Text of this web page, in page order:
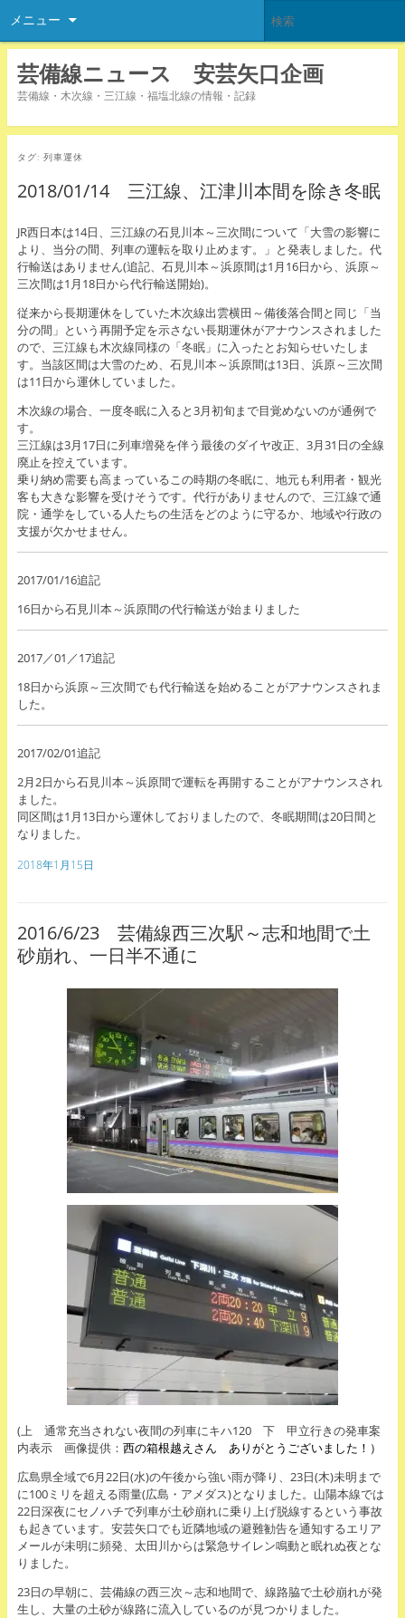
メニュー
芸備線ニュース 安芸矢口企画
芸備線・木次線・三江線・福塩北線の情報・記録
タグ: 列車運休
2018/01/14 三江線、江津川本間を除き冬眠
JR西日本は14日、三江線の石見川本～三次間について「大雪の影響に
より、当分の間、列車の運転を取り止めます。」と発表しました。代
行輸送はありません(追記、石見川本～浜原間は1月16日から、浜原～
三次間は1月18日から代行輸送開始)。
従来から長期運休をしていた木次線出雲横田～備後落合間と同じ「当
分の間」という再開予定を示さない長期運休がアナウンスされました
ので、三江線も木次線同様の「冬眠」に入ったとお知らせいたしま
す。当該区間は大雪のため、石見川本～浜原間は13日、浜原～三次間
は11日から運休していました。
木次線の場合、一度冬眠に入ると3月初旬まで目覚めないのが通例で
す。
三江線は3月17日に列車増発を伴う最後のダイヤ改正、3月31日の全線
廃止を控えています。
乗り納め需要も高まっているこの時期の冬眠に、地元も利用者・観光
客も大きな影響を受けそうです。代行がありませんので、三江線で通
院・通学をしている人たちの生活をどのように守るか、地域や行政の
支援が欠かせません。
2017/01/16追記
16日から石見川本～浜原間の代行輸送が始まりました
2017／01／17追記
18日から浜原～三次間でも代行輸送を始めることがアナウンスされま
した。
2017/02/01追記
2月2日から石見川本～浜原間で運転を再開することがアナウンスされ
ました。
同区間は1月13日から運休しておりましたので、冬眠期間は20日間と
なりました。
2018年1月15日
2016/6/23 芸備線西三次駅～志和地間で土
砂崩れ、一日半不通に
(上 通常充当されない夜間の列車にキハ120 下 甲立行きの発車案
内表示 画像提供： 西の箱根越えさん ありがとうございました！）
広島県全域で6月22日(水)の午後から強い雨が降り、23日(木)未明まで
に100ミリを超える雨量(広島・アメダス)となりました。山陽本線では
22日深夜にセノハチで列車が土砂崩れに乗り上げ脱線するという事故
も起きています。安芸矢口でも近隣地域の避難勧告を通知するエリア
メールが未明に頻発、太田川からは緊急サイレン鳴動と眠れぬ夜とな
りました。
23日の早朝に、芸備線の西三次～志和地間で、線路脇で土砂崩れが発
生し、大量の土砂が線路に流入しているのが見つかりました。